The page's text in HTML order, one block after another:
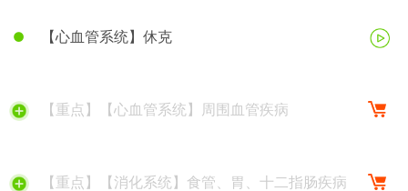
【心血管系统】休克
【重点】【心血管系统】周围血管疾病
【重点】【消化系统】食管、胃、十二指肠疾病